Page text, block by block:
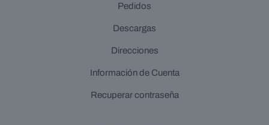
Pedidos
Descargas
Direcciones
Información de Cuenta
Recuperar contraseña